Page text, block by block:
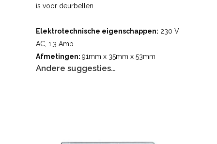
is voor deurbellen.
Elektrotechnische eigenschappen: 230 V
AC, 1,3 Amp
Afmetingen: 91mm x 35mm x 53mm
Andere suggesties…